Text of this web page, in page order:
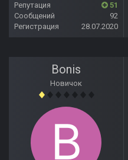
Репутация
51
Сообщений
92
Регистрация
28.07.2020
Bonis
Новичок